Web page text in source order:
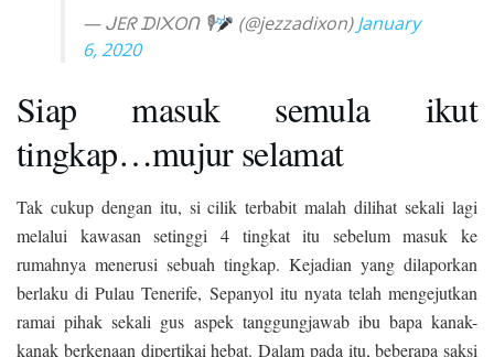
— ᒍEᖇ ᗪI᙭Oᑎ 🎙
(@jezzadixon)January
6, 2020
Siap masuk semula ikut
tingkap…mujur selamat
Tak cukup dengan itu, si cilik terbabit malah dilihat sekali lagi
melalui kawasan setinggi 4 tingkat itu sebelum masuk ke
rumahnya menerusi sebuah tingkap. Kejadian yang dilaporkan
berlaku di Pulau Tenerife, Sepanyol itu nyata telah mengejutkan
ramai pihak sekali gus aspek tanggungjawab ibu bapa kanak-
kanak berkenaan dipertikai hebat. Dalam pada itu, beberapa saksi